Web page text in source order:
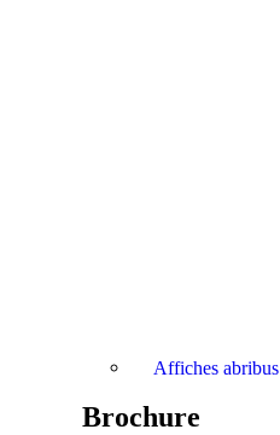
Affiches abribus
Brochure